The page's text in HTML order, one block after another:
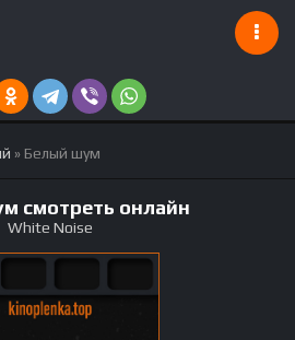
» Белый шум
смотреть онлайн
White Noise